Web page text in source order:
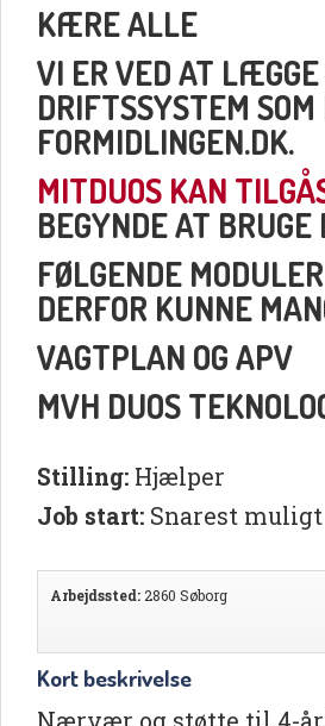
KÆRE ALLE
VI ER VED AT
DRIFTSSYSTEM
FORMIDLINGEN.DK.
MITDUOS KAN
BEGYNDE AT
FØLGENDE
DERFOR KUNNE
VAGTPLAN OG APV
MVH DUOS
Stilling: Hjælper
Job start: Snarest muligt
Arbejdssted: 2860 Søborg
Kort beskrivelse